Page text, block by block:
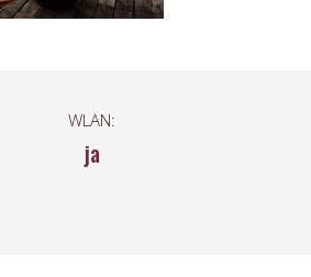
WLAN:
ja